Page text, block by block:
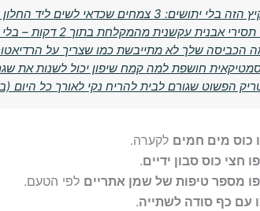
בלי יתושים: 3 צמחים שכדאי לשים ליד החלון עכשיו
אבנית עקשנית מהמקלחת בתוך 2 דקות – בלי חומרים יקרים
הכביסה שלך לא מתייבשת כמו שצריך על
חושפת למה קמח שיפון יכול לשנות את
הפשוט שגורם לבית להריח נקי לאורך כל היום
כוס מים חמים לקערה.
חצי כוס סבון ידיים.
מספר טיפות של שמן אתריים לפי הטעם.
עם כף סודה לשתייה.